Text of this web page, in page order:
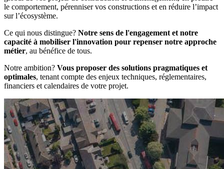
le comportement, pérenniser vos constructions et en réduire l’impact
sur l’écosystème.
Ce qui nous distingue? Notre sens de l'engagement et notre
capacité à mobiliser l'innovation pour repenser notre approche
métier, au bénéfice de tous.
Notre ambition? Vous proposer des solutions pragmatiques et
optimales, tenant compte des enjeux techniques, réglementaires,
financiers et calendaires de votre projet.